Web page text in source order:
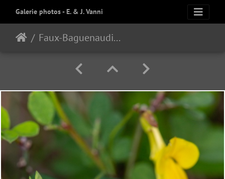
Galerie photos - E. & J. Vanni
Faux-Baguenaudier (Hippocrepis emerus)